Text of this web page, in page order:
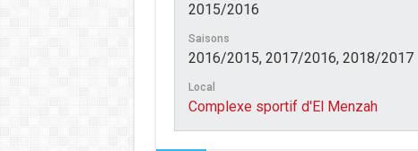
2015/2016
Saisons
2016/2015, 2017/2016, 2018/2017
Local
Complexe sportif d'El Menzah